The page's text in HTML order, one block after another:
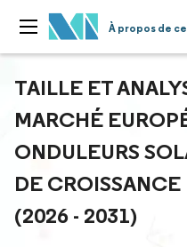
À propos de
TAILLE ET
MARCHÉ
ONDULEURS
DE
(2026 - 2031)